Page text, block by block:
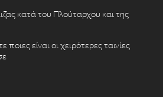
κατά του Πλούταρχου και της
είναι οι χειρότερες ταινίες